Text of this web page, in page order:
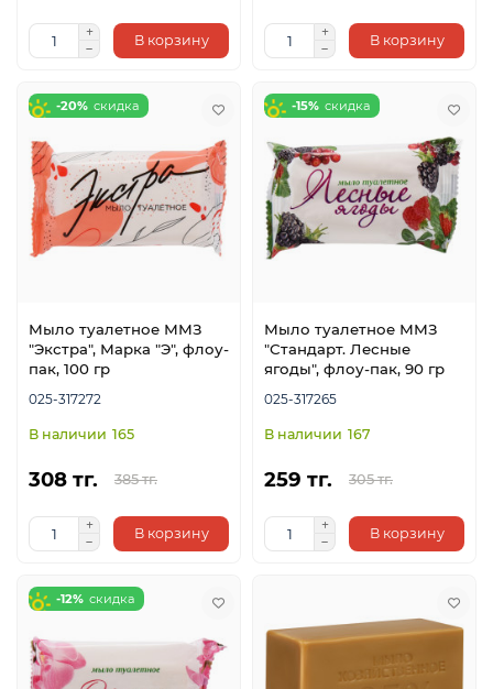
В корзину В корзину
-20%
Мыло туалетное ММЗ
"Экстра", Марка "Э", флоу-
пак, 100 гр
025-317272
165
308 тг. 385 тг.
В корзину
-15%
Мыло туалетное ММЗ
"Стандарт. Лесные
ягоды", флоу-пак, 90 гр
025-317265
167
259 тг. 305 тг.
В корзину
-12%